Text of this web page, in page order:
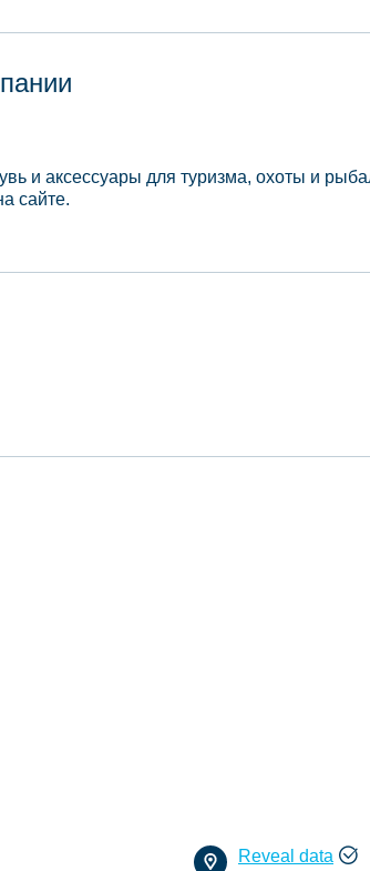
и аксессуары для туризма, охоты и
сайте.
Reveal data